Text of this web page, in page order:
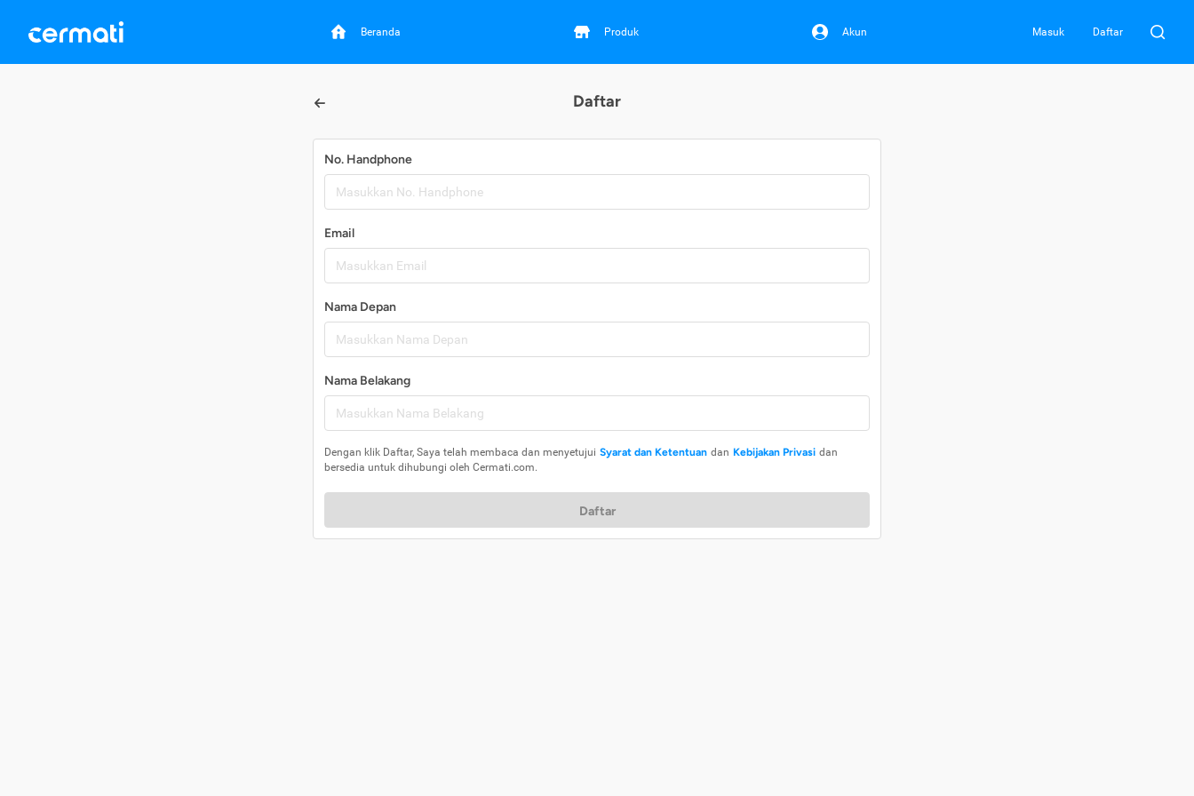
Beranda Produk Akun Masuk Daftar
Daftar
No. Handphone
Email
Nama Depan
Nama Belakang
Dengan klik Daftar, Saya telah membaca dan menyetujui Syarat dan Ketentuan dan Kebijakan Privasi dan
bersedia untuk dihubungi oleh Cermati.com.
Daftar